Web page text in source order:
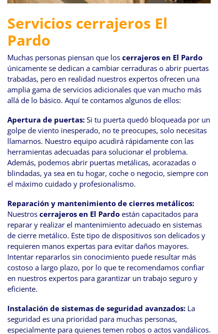
Servicios cerrajeros El
Pardo
Muchas personas piensan que los cerrajeros en El Pardo
únicamente se dedican a cambiar cerraduras o abrir puertas
trabadas, pero en realidad nuestros expertos ofrecen una
amplia gama de servicios adicionales que van mucho más
allá de lo básico. Aquí te contamos algunos de ellos:
Apertura de puertas: Si tu puerta quedó bloqueada por un
golpe de viento inesperado, no te preocupes, solo necesitas
llamarnos. Nuestro equipo acudirá rápidamente con las
herramientas adecuadas para solucionar el problema.
Además, podemos abrir puertas metálicas, acorazadas o
blindadas, ya sea en tu hogar, coche o negocio, siempre con
el máximo cuidado y profesionalismo.
Reparación y mantenimiento de cierres metálicos:
Nuestros cerrajeros en El Pardo están capacitados para
reparar y realizar el mantenimiento adecuado en sistemas
de cierre metálico. Este tipo de dispositivos son delicados y
requieren manos expertas para evitar daños mayores.
Intentar repararlos sin conocimiento puede resultar más
costoso a largo plazo, por lo que te recomendamos confiar
en nuestros expertos para garantizar un trabajo seguro y
eficiente.
Instalación de sistemas de seguridad avanzados: La
seguridad es una prioridad para muchas personas,
especialmente para quienes temen robos o actos vandálicos.